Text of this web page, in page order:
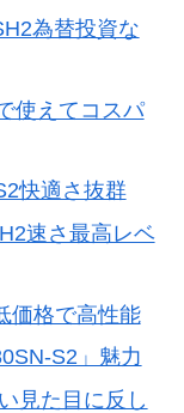
為替投資な
使えてコスパ
快適さ抜群
速さ最高レベ
価格で高性能
S2」魅力
見た目に反し